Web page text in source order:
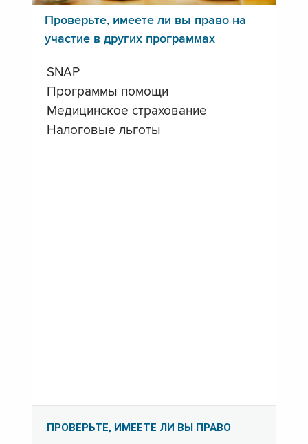
Проверьте, имеете ли вы право на
участие в других программах
SNAP
Программы помощи
Медицинское страхование
Налоговые льготы
ПРОВЕРЬТЕ, ИМЕЕТЕ ЛИ ВЫ ПРАВО